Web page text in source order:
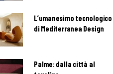
L’umanesimo tecnologico
di Mediterranea Design
Palme: dalla città al